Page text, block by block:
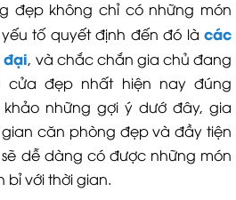
đẹp không chỉ có những món
tố quyết định đến đó là các
đại, và chắc chắn gia chủ đang
cửa đẹp nhất hiện nay đúng
những gợi ý dướ đây, gia
căn phòng đẹp và đầy tiện
dễ dàng có được những món
bỉ với thời gian.